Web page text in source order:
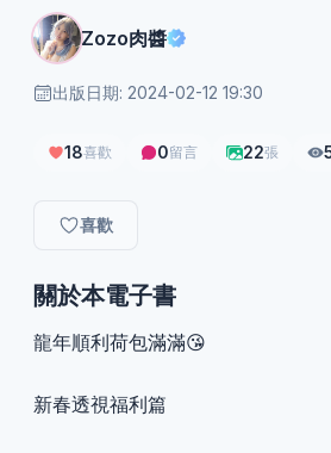
Zozo肉醬
出版日期: 2024-02-12 19:30
18喜歡 0留言 22張
喜歡
關於本電子書
龍年順利荷包滿滿😘
新春透視福利篇